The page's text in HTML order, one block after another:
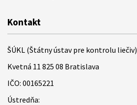
Kontakt
ŠÚKL (Štátny ústav pre kontrolu liečiv)
Kvetná 11 825 08 Bratislava
IČO: 00165221
Ústredňa: